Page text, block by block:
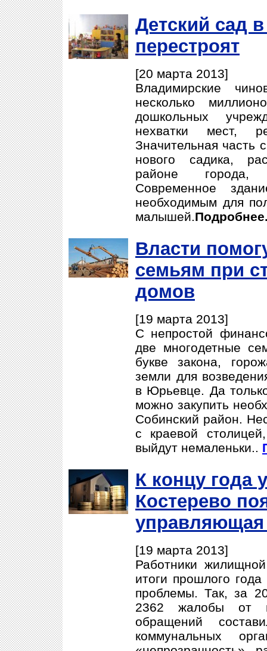
Детский сад
перестроят
[20 марта 2013]
Владимирские
несколько
дошкольных
нехватки мест,
Значительная часть
нового садика,
районе города,
Современное
необходимым для
малышей.
Власти
семьям при
домов
[19 марта 2013]
С непростой
две многодетные
букве закона,
земли для
в Юрьевце. Да
можно закупить
Собинский район.
с краевой
выйдут немаленьки..
К концу года
Костерево
[19 марта 2013]
Работники
итоги прошлого
проблемы. Так, за
2362 жалобы от
обращений
коммунальных